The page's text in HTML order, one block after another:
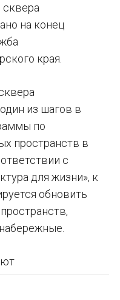
на конец
края.
из шагов в
по
пространств в
с
для жизни», к
обновить